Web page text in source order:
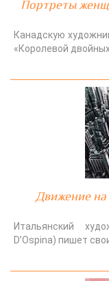
Портреты
Канадскую
«Королевой двойных
Движение
Итальянский
D’Ospina) пишет